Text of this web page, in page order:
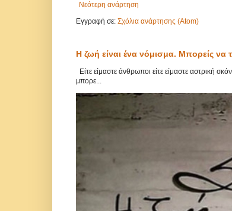
Νεότερη ανάρτηση
Εγγραφή σε: Σχόλια ανάρτησης (Atom)
Η ζωή είναι ένα νόμισμα. Μπορείς να
Είτε είμαστε άνθρωποι είτε είμαστε αστρική
μπορε...